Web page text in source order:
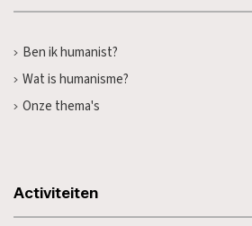
Ben ik humanist?
Wat is humanisme?
Onze thema's
Activiteiten